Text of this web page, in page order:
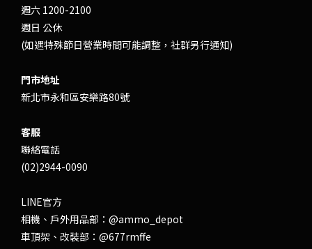
週六 1200-2100
週日 公休
(如遇特殊節日營業時間可能調整，社群另行通知)
門市地址
新北市永和區安樂路80號
客服
聯絡電話
(02)2944-0090
LINE官方
相機、戶外用品部： @ammo_depot
車頂架、改裝部： @677rmffe